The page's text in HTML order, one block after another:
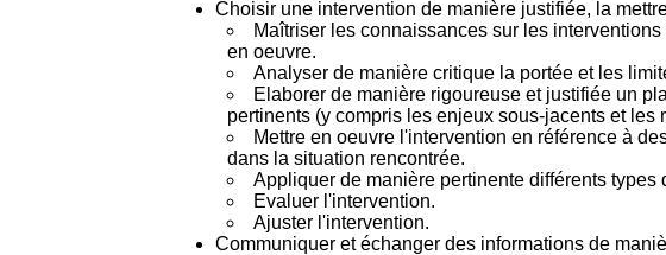
Choisir une intervention de manière justifiée, la
Maîtriser les connaissances sur les
en oeuvre.
Analyser de manière critique la portée et les
Elaborer de manière rigoureuse et justifiée un
pertinents (y compris les enjeux sous-jacents et les
Mettre en oeuvre l'intervention en référence à
dans la situation rencontrée.
Appliquer de manière pertinente différents types
Evaluer l'intervention.
Ajuster l'intervention.
Communiquer et échanger des informations de